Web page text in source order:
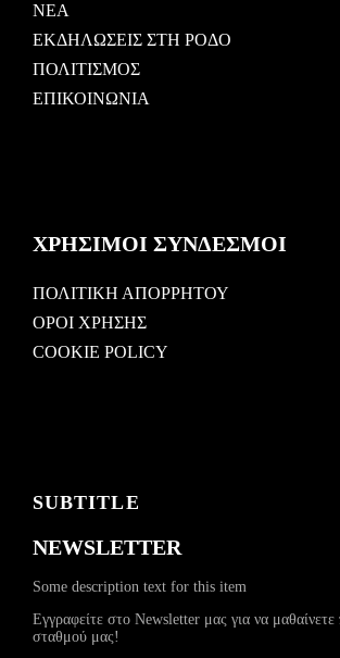
ΝΕΑ
ΕΚΔΗΛΩΣΕΙΣ ΣΤΗ ΡΟΔΟ
ΠΟΛΙΤΙΣΜΟΣ
ΕΠΙΚΟΙΝΩΝΙΑ
ΧΡΗΣΙΜΟΙ ΣΥΝΔΕΣΜΟΙ
ΠΟΛΙΤΙΚΗ ΑΠΟΡΡΗΤΟΥ
ΟΡΟΙ ΧΡΗΣΗΣ
COOKIE POLICY
SUBTITLE
NEWSLETTER
Some description text for this item
Εγγραφείτε στο Newsletter μας για να
σταθμού μας!